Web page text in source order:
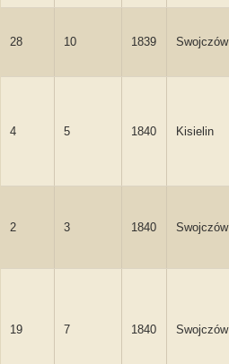
28 10 1839 Swojczów
4 5 1840 Kisielin
2 3 1840 Swojczów
19 7 1840 Swojczów